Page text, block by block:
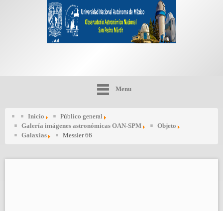
Menu
Inicio
Público general
Galería imágenes astronómicas OAN-SPM
Objeto
Galaxias
Messier 66